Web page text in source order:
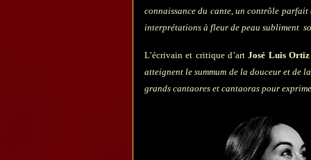
connaissance du cante, un contrôle
interprétations à fleur de peau subliment
L’écrivain et critique d’artJosé Luis Ortiz
atteignent le summum de la douceur et de
grands cantaores et cantaoras pour